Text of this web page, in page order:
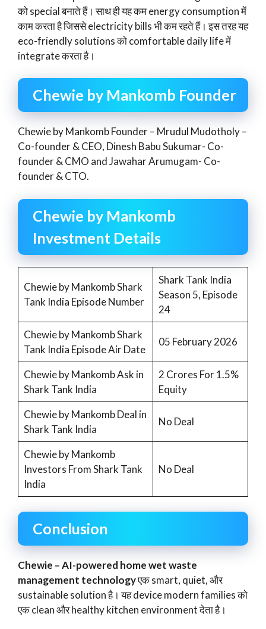
को special बनाते हैं। साथ ही यह कम energy consumption में
काम करता है जिससे electricity bills भी कम रहते हैं। इस तरह यह
eco-friendly solutions को comfortable daily life में
integrate करता है।
Chewie by Mankomb Founder
Chewie by Mankomb Founder – Mrudul Mudotholy –
Co-founder & CEO, Dinesh Babu Sukumar- Co-
founder & CMO and Jawahar Arumugam- Co-
founder & CTO.
Chewie by Mankomb
Investment Details
Chewie by Mankomb Shark
Tank India Episode Number
Shark Tank India
Season 5, Episode
24
Chewie by Mankomb Shark
Tank India Episode Air Date
05 February 2026
Chewie by Mankomb Ask in
Shark Tank India
2 Crores For 1.5%
Equity
Chewie by Mankomb Deal in
Shark Tank India
No Deal
Chewie by Mankomb
Investors From Shark Tank
India
No Deal
Conclusion
Chewie – AI-powered home wet waste
management technologyएक smart, quiet, और
sustainable solution है। यह device modern families को
एक clean और healthy kitchen environment देता है।